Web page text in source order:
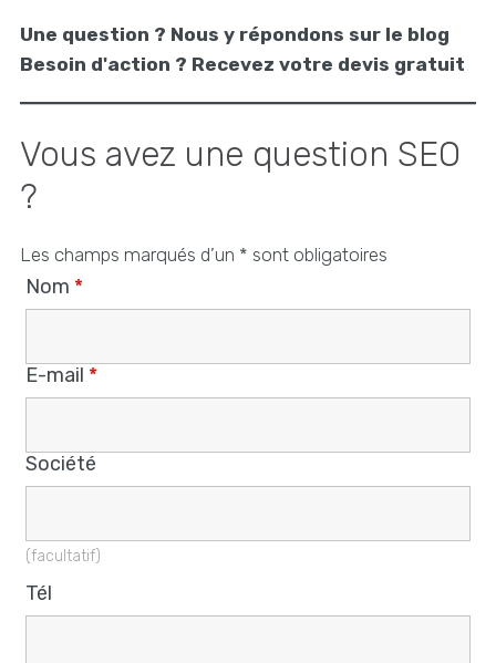
Une question ? Nous y répondons sur le blog
Besoin d'action ? Recevez votre devis gratuit
Vous avez une question SEO
?
Les champs marqués d’un * sont obligatoires
Nom *
E-mail *
Société
(facultatif)
Tél